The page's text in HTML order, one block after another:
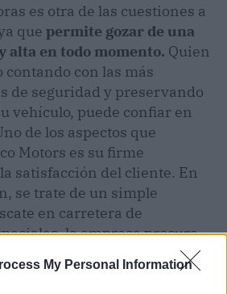
My Personal Information
es otra de las cuestiones a
que permite gozar de una
en todo momento. Quien
contando con las más
de seguridad y preservando
vehículo, puede confiar en
de los aspectos que
Motors es su firme
satisfacción del cliente. En
se trate de un simple
en carretera de
la empresa procura
rapidez y eficiencia.